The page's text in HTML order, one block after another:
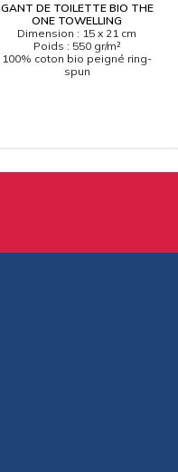
GANT DE TOILETTE BIO THE
ONE TOWELLING
Dimension : 15 x 21 cm
Poids : 550 gr/m²
100% coton bio peigné ring-
spun